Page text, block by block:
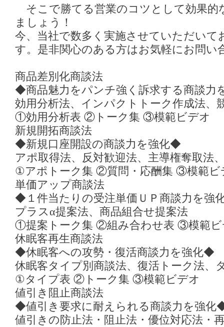
そこで勝てる営業のコツとして効果的
ましょう
！
今、当社で数多く実施させていただいて
す。是非関心のある方はお気軽にお問い
商品差別化商談法
◆商品魅力をパンチ強く訴求する商談力
効用分析法、インパクトトーク作成法、
①効用分析表 ②トーク集 ③模範ビデオ
新規開拓商談法
◆新規口座開設の商談力を強化◆
アポ取得法、反対歓迎法、主導権奪取法
①アポトーク集 ②質問・応酬集 ③模範ビ
単価アップ商談法
◆１件当たりの受注単価ＵＰ商談力を強
プラスα提案法、商品組合せ提案法
①提案トーク集 ②組み合わせ表 ③模範ビ
休眠客再生商談法
◆休眠客への攻勢・復活商談力を強化◆
休眠客タイプ別商談法、復活トーク法、
①タイプ表 ②トーク集 ③模範ビデオ
値引き阻止商談法
◆値引き要求に耐えられる商談力を強化
値引きの防止法・阻止法・優位対応法・